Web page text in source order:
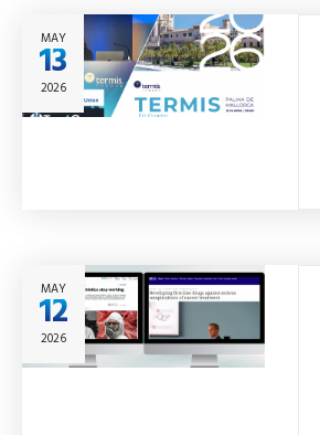
MAY
13
2026
MAY
12
2026